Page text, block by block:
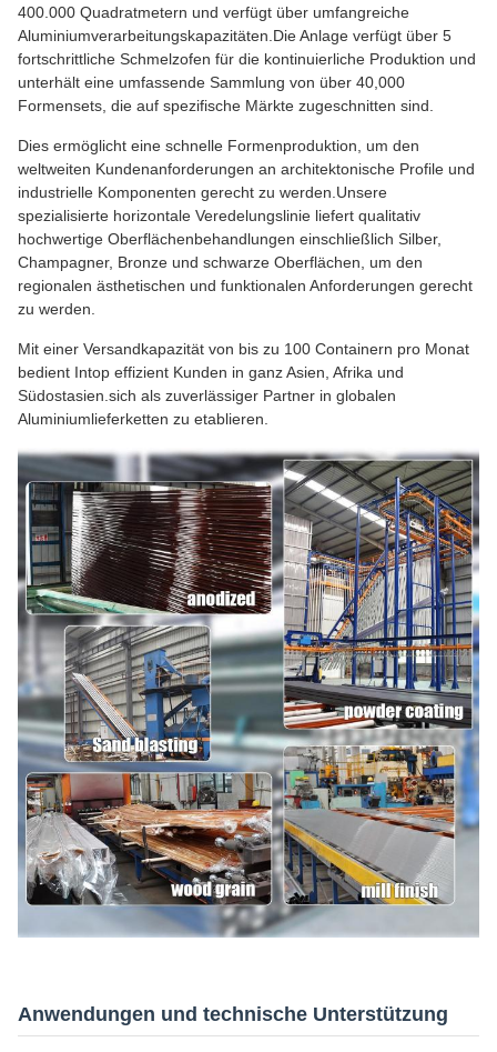
400.000 Quadratmetern und verfügt über umfangreiche
Aluminiumverarbeitungskapazitäten.Die Anlage verfügt über 5
fortschrittliche Schmelzofen für die kontinuierliche Produktion und
unterhält eine umfassende Sammlung von über 40,000
Formensets, die auf spezifische Märkte zugeschnitten sind.
Dies ermöglicht eine schnelle Formenproduktion, um den
weltweiten Kundenanforderungen an architektonische Profile und
industrielle Komponenten gerecht zu werden.Unsere
spezialisierte horizontale Veredelungslinie liefert qualitativ
hochwertige Oberflächenbehandlungen einschließlich Silber,
Champagner, Bronze und schwarze Oberflächen, um den
regionalen ästhetischen und funktionalen Anforderungen gerecht
zu werden.
Mit einer Versandkapazität von bis zu 100 Containern pro Monat
bedient Intop effizient Kunden in ganz Asien, Afrika und
Südostasien.sich als zuverlässiger Partner in globalen
Aluminiumlieferketten zu etablieren.
Anwendungen und technische Unterstützung